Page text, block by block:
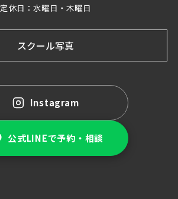
定休日：水曜日・木曜日
スクール写真
Instagram
公式LINEで予約・相談